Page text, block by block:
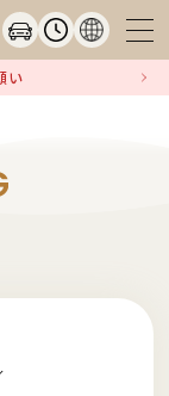
い